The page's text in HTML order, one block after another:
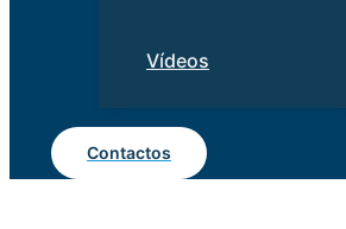
Vídeos
Contactos